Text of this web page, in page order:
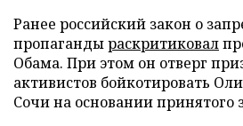
Ранее российский закон о
пропагандыраскритиковал
Обама. При этом он отверг
активистов бойкотировать
Сочи на основании принятого